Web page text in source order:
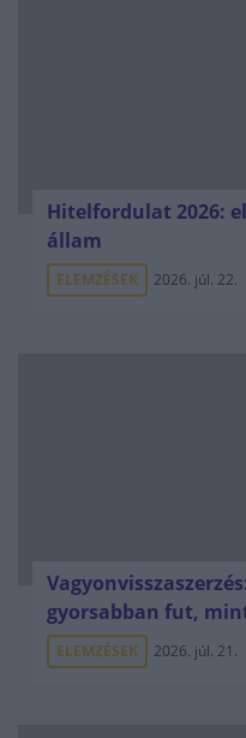
Hitelfordulat 2026:
állam
ELEMZÉSEK 2026. júl. 22.
gyorsabban fut,
ELEMZÉSEK 2026. júl. 21.